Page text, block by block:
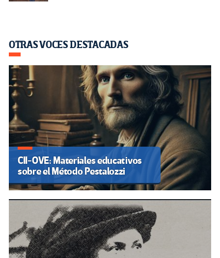
OTRAS VOCES DESTACADAS
CII-OVE: Materiales educativos
sobre el Método Pestalozzi